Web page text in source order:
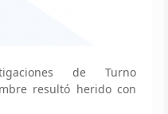
de Turno
resultó herido con